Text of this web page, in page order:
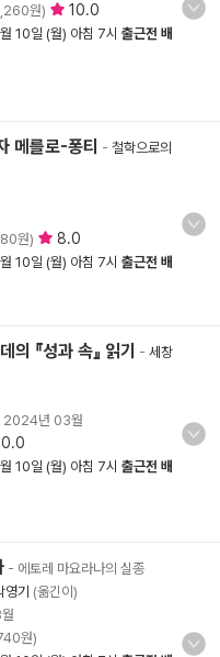
원) 10.0
10일 (월) 아침 7시 출근전 배
메를로-퐁티 - 철학으로의
원) 8.0
10일 (월) 아침 7시 출근전 배
『성과 속』 읽기 - 세창
2024년 03월
10일 (월) 아침 7시 출근전 배
- 에토레 마요라나의 실종
영기 (옮긴이)
원)